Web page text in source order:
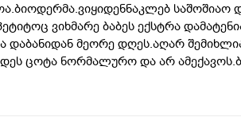
საშოშიაო
ვიხმარე ბაბეს ექსტრა
დაბანიდან მეორე დღეს.აღარ
ცოტა ნორმალურო და არ
იფრო ნახია და თუ ბაბე მახლევს